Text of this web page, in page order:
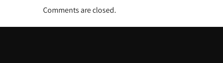
Comments are closed.